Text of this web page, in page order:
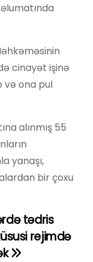
cinayət işinə
və ona pul
alınmış 55
yanaşı,
bir çoxu
tədris
rejimdə